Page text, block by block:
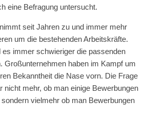
eine Befragung untersucht.
seit Jahren zu und immer mehr
um die bestehenden Arbeitskräfte.
es immer schwieriger die passenden
Großunternehmen haben im Kampf um
Bekanntheit die Nase vorn. Die Frage
nicht mehr, ob man einige Bewerbungen
vielmehr ob man Bewerbungen